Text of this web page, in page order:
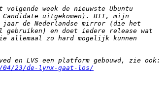
23/de-lynx-gaat-los/